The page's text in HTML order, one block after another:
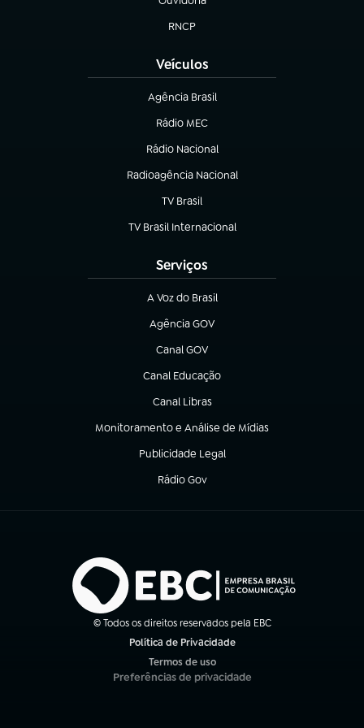
(abre em nova aba)
RNCP
(abre em nova aba)
Veículos
Agência Brasil
(abre em nova aba)
Rádio MEC
(abre em nova aba)
Rádio Nacional
Radioagência Nacional
(abre em nova aba)
TV Brasil
(abre em nova aba)
TV Brasil Internacional
(abre em nova aba)
Serviços
A Voz do Brasil
(abre em nova aba)
Agência GOV
(abre em nova aba)
Canal GOV
(abre em nova aba)
Canal Educação
(abre em nova aba)
Canal Libras
(abre em nova aba)
Monitoramento e Análise de Mídias
(abre em nova aba)
Publicidade Legal
(abre em nova aba)
Rádio Gov
(abre em nova aba)
© Todos os direitos reservados pela EBC
Política de Privacidade
Termos de uso
(abre em nova aba)
Preferências de privacidade